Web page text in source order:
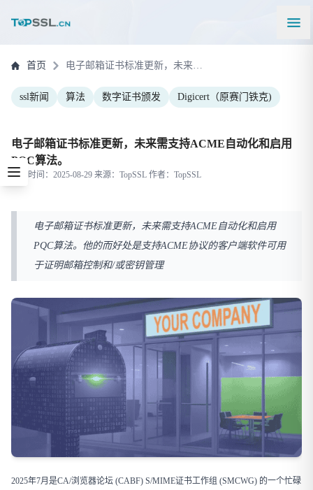
首页 电子邮箱证书标准更新，未来需支持ACME自动化和启用PQC算法。
ssl新闻 算法 数字证书颁发 Digicert（原赛门铁克)
电子邮箱证书标准更新，未来需支持ACME自动化和启用
PQC算法。
更新时间：2025-08-29 来源：TopSSL 作者：TopSSL
电子邮箱证书标准更新，未来需支持ACME自动化和启用
PQC算法。他的而好处是支持ACME协议的客户端软件可用
于证明邮箱控制和/或密钥管理
2025年7月是CA/浏览器论坛 (CABF) S/MIME证书工作组 (SMCWG) 的一个忙碌